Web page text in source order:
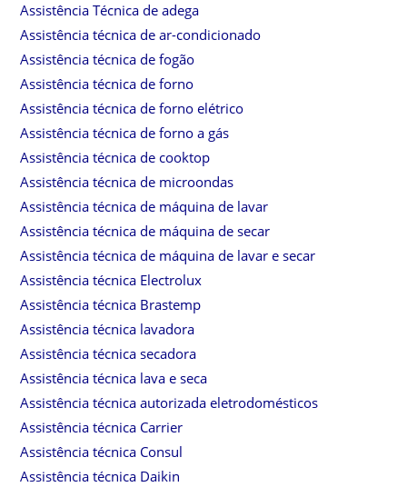
Assistência Técnica de adega
Assistência técnica de ar-condicionado
Assistência técnica de fogão
Assistência técnica de forno
Assistência técnica de forno elétrico
Assistência técnica de forno a gás
Assistência técnica de cooktop
Assistência técnica de microondas
Assistência técnica de máquina de lavar
Assistência técnica de máquina de secar
Assistência técnica de máquina de lavar e secar
Assistência técnica Electrolux
Assistência técnica Brastemp
Assistência técnica lavadora
Assistência técnica secadora
Assistência técnica lava e seca
Assistência técnica autorizada eletrodomésticos
Assistência técnica Carrier
Assistência técnica Consul
Assistência técnica Daikin